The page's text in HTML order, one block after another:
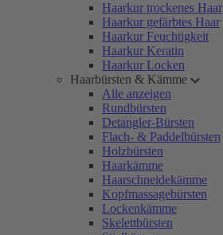
Haarkur trockenes Haar
Haarkur gefärbtes Haar
Haarkur Feuchtigkeit
Haarkur Keratin
Haarkur Locken
Haarbürsten & Kämme
Alle anzeigen
Rundbürsten
Detangler-Bürsten
Flach- & Paddelbürsten
Holzbürsten
Haarkämme
Haarschneidekämme
Kopfmassagebürsten
Lockenkämme
Skelettbürsten